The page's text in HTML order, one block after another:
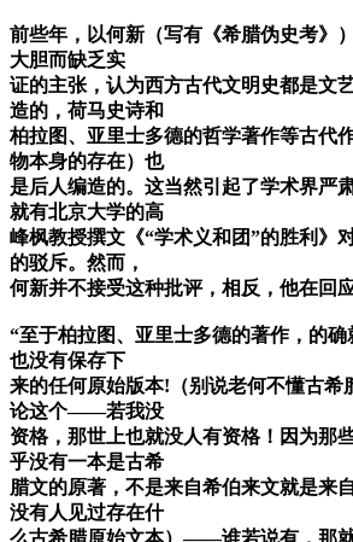
前些年，以何新（写有《希腊伪史考》
大胆而缺乏实
证的主张，认为西方古代文明史都是文
造的，荷马史诗和
柏拉图、亚里士多德的哲学著作等古代
物本身的存在）也
是后人编造的。这当然引起了学术界严
就有北京大学的高
峰枫教授撰文《“学术义和团”的胜利》
的驳斥。然而，
何新并不接受这种批评，相反，他在回
“至于柏拉图、亚里士多德的著作，的确
也没有保存下
来的任何原始版本!（别说老何不懂古希
论这个——若我没
资格，那世上也就没人有资格！因为那
乎没有一本是古希
腊文的原著，不是来自希伯来文就是
没有人见过存在什